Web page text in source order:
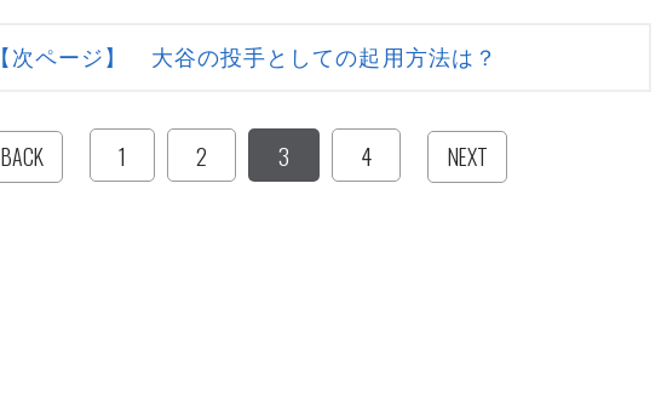
【次ページ】 大谷の投手としての起用方法は？
BACK 1 2 3 4 NEXT